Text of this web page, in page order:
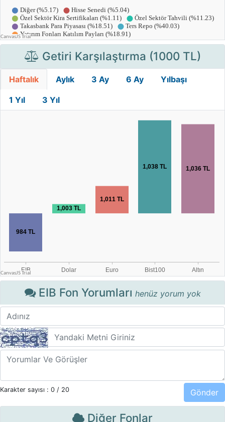
Getiri Karşılaştırma (1000 TL)
Haftalık Aylık 3 Ay 6 Ay Yılbaşı
1 Yıl 3 Yıl
EIB Fon Yorumları henüz yorum yok
Karakter sayısı : 0 / 20
Diğer Fonlar